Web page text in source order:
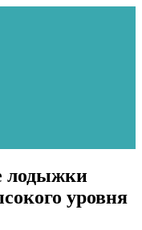
лодыжки
уровня